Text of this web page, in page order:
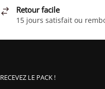
Retour facile
15 jours satisfait ou
RECEVEZ LE PACK !